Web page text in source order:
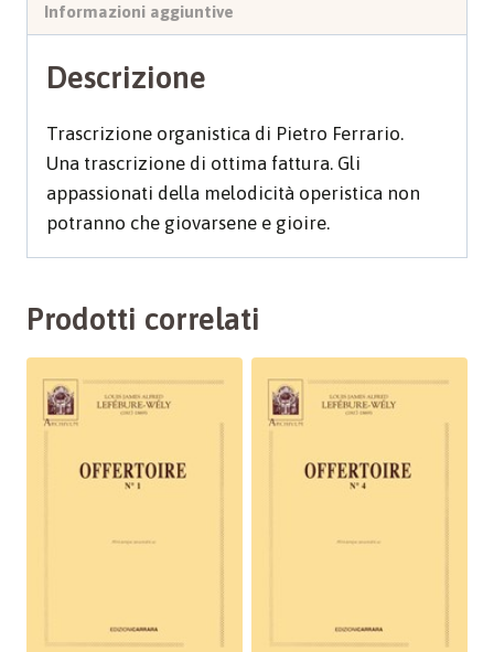
Informazioni aggiuntive
Descrizione
Trascrizione organistica di Pietro Ferrario.
Una trascrizione di ottima fattura. Gli
appassionati della melodicità operistica non
potranno che giovarsene e gioire.
Prodotti correlati